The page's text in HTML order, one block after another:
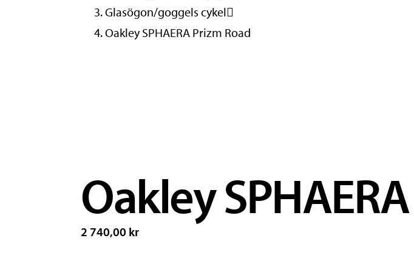
Glasögon/goggels cykel
Oakley SPHAERA Prizm Road
Oakley
2 740,00 kr